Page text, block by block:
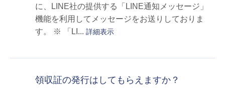
に、LINE社の提供する「LINE通知メッセージ」
機能を利用してメッセージをお送りしておりま
す。 ※ 「LI... 詳細表示
領収証の発行はしてもらえますか？